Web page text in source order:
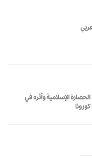
الحضارة الإسلامية وأثره في